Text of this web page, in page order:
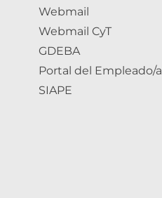
Webmail
Webmail CyT
GDEBA
Portal del Empleado/a
SIAPE